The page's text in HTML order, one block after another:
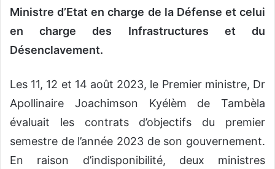
Ministre d’Etat en charge de la Défense et celui
en charge des Infrastructures et du
Désenclavement.
Les 11, 12 et 14 août 2023, le Premier ministre, Dr
Apollinaire Joachimson Kyélèm de Tambèla
évaluait les contrats d’objectifs du premier
semestre de l’année 2023 de son gouvernement.
En raison d’indisponibilité, deux ministres